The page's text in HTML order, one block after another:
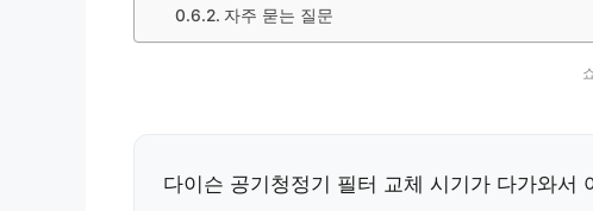
자주 묻는 질문
다이슨 공기청정기 필터 교체 시기가 다가와서